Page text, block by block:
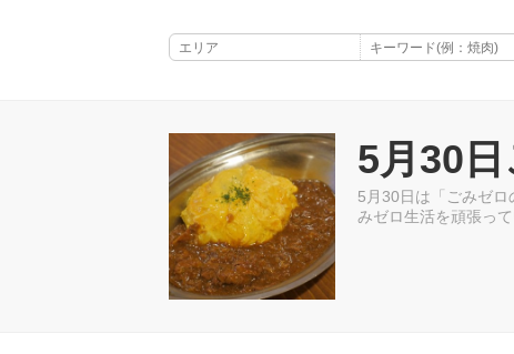
5月30
5月30日は「ごみゼ
みゼロ生活を頑張っ